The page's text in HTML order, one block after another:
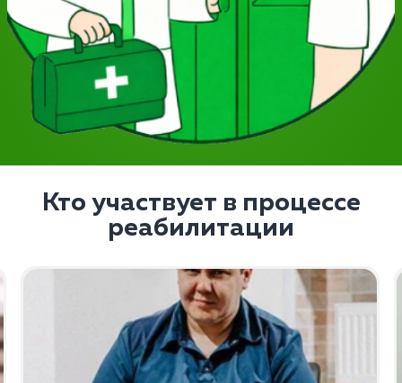
Кто участвует в процессе
реабилитации